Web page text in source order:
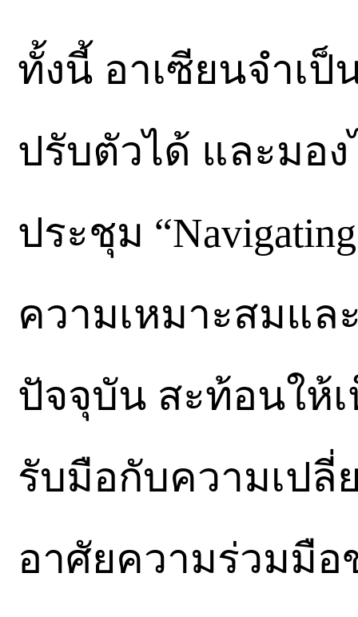
ทั้งนี้ อาเซียนจำเป็
ปรับตัวได้ และมอ
ประชุม
ความเหมาะสมแ
ปัจจุบัน สะท้อนให้
รับมือกับความเปลี่
อาศัยความร่วมมื